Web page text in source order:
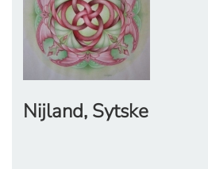
Nijland, Sytske